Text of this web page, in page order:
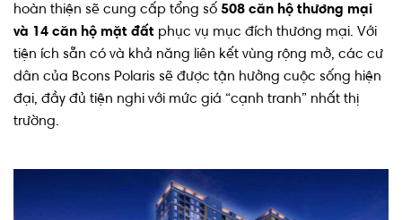
hoàn thiện sẽ cung cấp tổng số 508 căn hộ thương mại
và 14 căn hộ mặt đất phục vụ mục đích thương mại. Với
tiện ích sẵn có và khả năng liên kết vùng rộng mở, các cư
dân của Bcons Polaris sẽ được tận hưởng cuộc sống hiện
đại, đầy đủ tiện nghi với mức giá “cạnh tranh” nhất thị
trường.